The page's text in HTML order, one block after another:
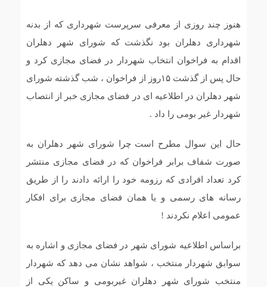
هنوز چند روزی از معرفی سرپرست شهرداری که از بدنه
شهرداری دهلران بود نگذشت که شورای شهر دهلران
اقدام به فراخوان انتخاب شهردار در فضای مجازی کرد و
حال پس از گذشت ۱۵روز از فراخوان ، شب گذشته شورای
شهر دهلران در اطلاعیه ای در فضای مجازی خبر از انتصاب
شهردار غیر بومی را داد .
حال این سوال مطرح است چرا شورای شهر دهلران به
صورت شفاف برابر فراخوان که در فضای مجازی منتشر
کرد تعداد افرادی که رزومه خود را ارائه دادند را از طریق
رسانه های رسمی و یا همان فضای مجازی برای افکار
عمومی اعلام نکردند !
براساس اطلاعیه شورای شهر در فضای مجازی و اشاره به
سوابق شهردار منتخب ، شواهد نشان می دهد که شهردار
منتخب شورای شهر دهلران غیربومی و ساکن یکی از